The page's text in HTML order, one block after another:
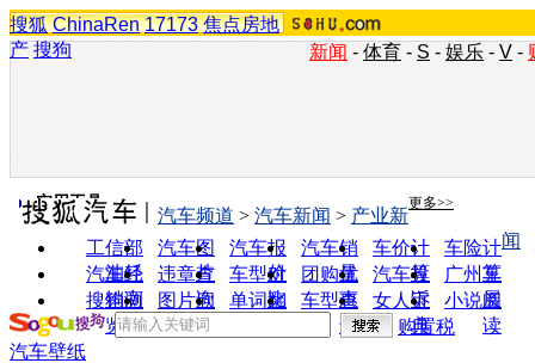
搜狐 ChinaRen 17173 焦点房地
产 搜狗 新闻 - 体育 - S - 娱乐 - V -
实用工具 更多>>
工信部
油耗
汽车图
片
汽车报
价
汽车销
量
车价计
算
车险计
算
汽车经
销商
违章查
询
车型对
比
团购优
惠
汽车投
诉
广州车
展
搜狗浏
览器
图片欣
赏
单词翻
车型查
询
女人宝
典
小说阅
读
汽车频道 > 汽车新闻 > 产业新
闻
购置税
汽车壁纸